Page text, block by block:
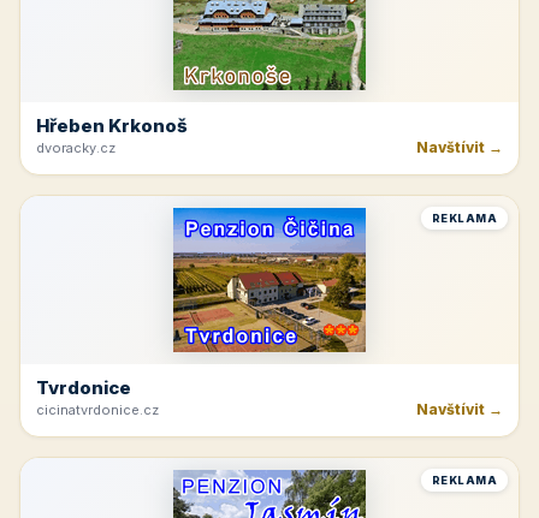
Hřeben Krkonoš
dvoracky.cz Navštívit →
REKLAMA
Tvrdonice
cicinatvrdonice.cz Navštívit →
REKLAMA